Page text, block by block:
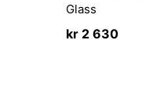
Glass
kr 2 630